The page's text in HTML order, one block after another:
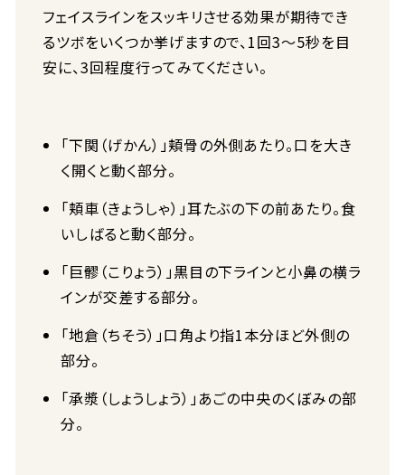
フェイスラインをスッキリさせる効果が期待でき
るツボをいくつか挙げますので、1回3～5秒を目
安に、3回程度行ってみてください。
「下関（げかん）」頬骨の外側あたり。口を大き
く開くと動く部分。
「頬車（きょうしゃ）」耳たぶの下の前あたり。食
いしばると動く部分。
「巨髎（こりょう）」黒目の下ラインと小鼻の横ラ
インが交差する部分。
「地倉（ちそう）」口角より指1本分ほど外側の
部分。
「承漿（しょうしょう）」あごの中央のくぼみの部
分。